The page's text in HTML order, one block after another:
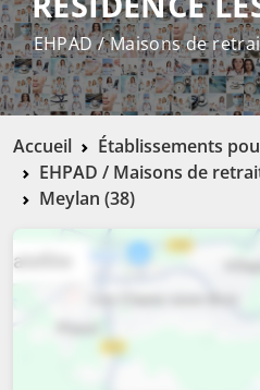
EHPAD / Maisons de
Accueil
Établissements
EHPAD / Maisons de
Meylan (38)